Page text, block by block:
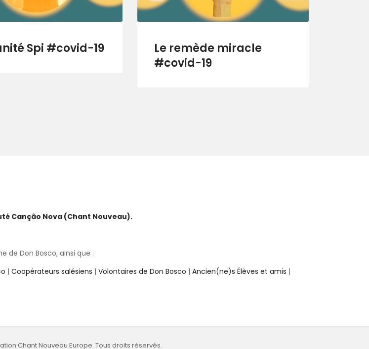
Spi #covid-19
Le remède miracle
#covid-19
Canção Nova (Chant Nouveau).
de Don Bosco, ainsi que :
| Coopérateurs salésiens | Volontaires de Don Bosco | Ancien(ne)s Élèves et amis |
Chant Nouveau Europe. Tous droits réservés.